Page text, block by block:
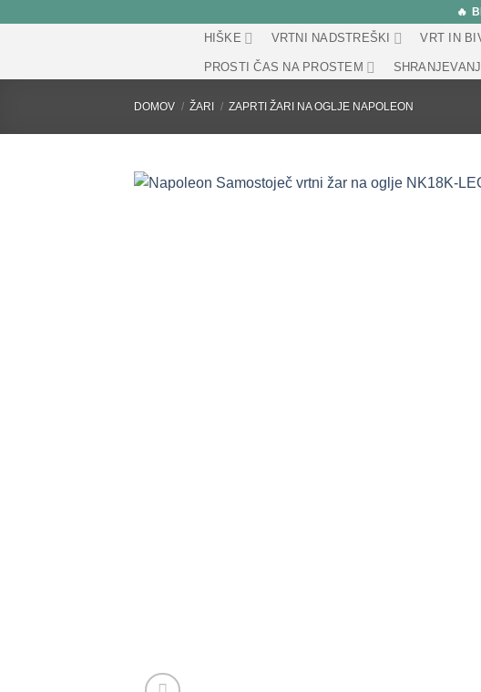
🔥
HIŠKE
VRTNI NADSTREŠKI VRT IN
PROSTI ČAS NA PROSTEM
DOMOV / ŽARI / ZAPRTI ŽARI NA OGLJE NAPOLEON